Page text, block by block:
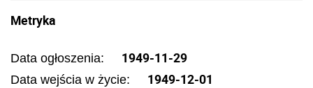
Metryka
Data ogłoszenia: 1949-11-29
Data wejścia w życie: 1949-12-01